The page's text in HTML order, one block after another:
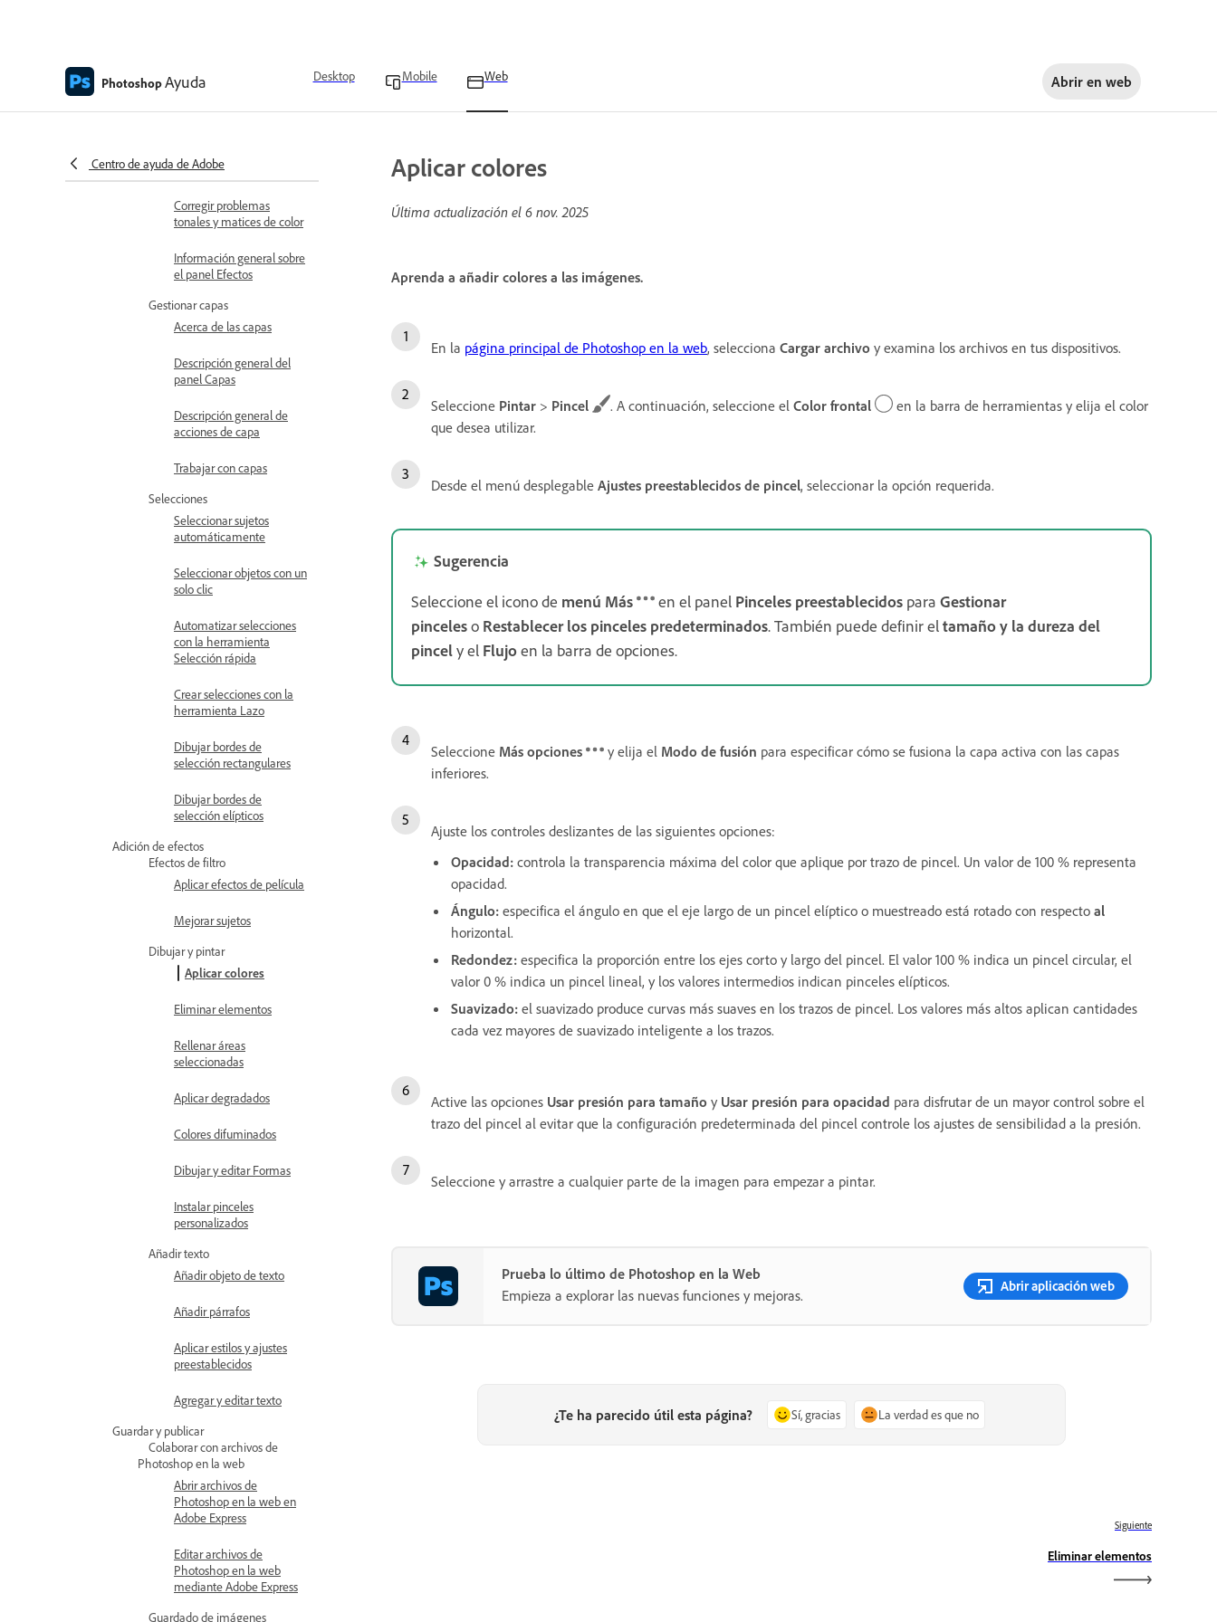
PhotoshopAyuda Desktop Mobile Web Abrir en web
Centro de ayuda de Adobe
Ajustar la gama tonal con
la capa Curvas
Aplicar efectos
Corregir problemas
tonales y matices de color
Información general sobre
el panel Efectos
Gestionar capas
Acerca de las capas
Descripción general del
panel Capas
Descripción general de
acciones de capa
Trabajar con capas
Selecciones
Seleccionar sujetos
automáticamente
Seleccionar objetos con un
solo clic
Automatizar selecciones
con la herramienta
Selección rápida
Crear selecciones con la
herramienta Lazo
Dibujar bordes de
selección rectangulares
Dibujar bordes de
selección elípticos
Adición de efectos
Efectos de filtro
Aplicar efectos de película
Mejorar sujetos
Dibujar y pintar
Aplicar colores
Eliminar elementos
Rellenar áreas
seleccionadas
Aplicar degradados
Colores difuminados
Dibujar y editar Formas
Instalar pinceles
personalizados
Añadir texto
Añadir objeto de texto
Añadir párrafos
Aplicar estilos y ajustes
preestablecidos
Agregar y editar texto
Guardar y publicar
Colaborar con archivos de
Photoshop en la web
Abrir archivos de
Photoshop en la web en
Adobe Express
Editar archivos de
Photoshop en la web
mediante Adobe Express
Guardado de imágenes
Aplicar colores
Última actualización el 6 nov. 2025
Aprenda a añadir colores a las imágenes.
En la página principal de Photoshop en la web, selecciona Cargar archivo y examina los archivos en tus dispositivos.
Seleccione Pintar > Pincel . A continuación, seleccione el Color frontal
en la barra de herramientas y elija el color
que desea utilizar.
Desde el menú desplegable Ajustes preestablecidos de pincel, seleccionar la opción requerida.
Sugerencia
Seleccione el icono de menú Más en el panel Pinceles preestablecidos para Gestionar
pinceleso Restablecer los pinceles predeterminados. También puede definir eltamaño y la dureza del
pincely el Flujoen la barra de opciones.
Seleccione Más opciones y elija el Modo de fusión para especificar cómo se fusiona la capa activa con las capas
inferiores.
Ajuste los controles deslizantes de las siguientes opciones:
Opacidad: controla la transparencia máxima del color que aplique por trazo de pincel. Un valor de 100 % representa
opacidad.
Ángulo: especifica el ángulo en que el eje largo de un pincel elíptico o muestreado está rotado con respecto al
horizontal.
Redondez: especifica la proporción entre los ejes corto y largo del pincel. El valor 100 % indica un pincel circular, el
valor 0 % indica un pincel lineal, y los valores intermedios indican pinceles elípticos.
Suavizado: el suavizado produce curvas más suaves en los trazos de pincel. Los valores más altos aplican cantidades
cada vez mayores de suavizado inteligente a los trazos.
Active las opciones Usar presión para tamaño y Usar presión para opacidad para disfrutar de un mayor control sobre el
trazo del pincel al evitar que la configuración predeterminada del pincel controle los ajustes de sensibilidad a la presión.
Seleccione y arrastre a cualquier parte de la imagen para empezar a pintar.
Prueba lo último de Photoshop en la Web
Empieza a explorar las nuevas funciones y mejoras.
Abrir aplicación web
¿Te ha parecido útil esta página? Sí, gracias La verdad es que no
Siguiente
Eliminar elementos